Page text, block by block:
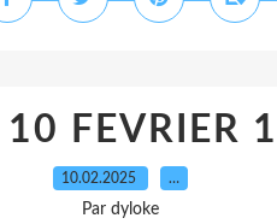
10 FEVRIER
10.02.2025 …
Par dyloke